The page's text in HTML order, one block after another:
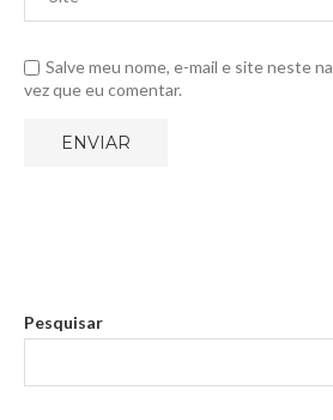
Salve meu nome, e-mail e site neste
vez que eu comentar.
Pesquisar